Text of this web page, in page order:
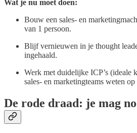
Wat je nu moet doen:
Bouw een sales- en
van 1 persoon.
Blijf vernieuwen in je thought
ingehaald.
Werk met duidelijke ICP’s (ideale
sales- en marketingteams weten
De rode draad: je mag